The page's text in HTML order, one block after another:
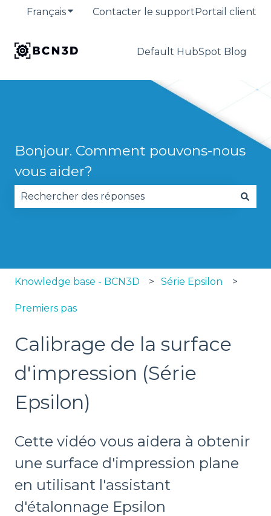
FrançaisAfficher le sous-menu pour les
Contacter le supportPortail client
Default HubSpot Blog
Bonjour. Comment pouvons-nous
vous aider?
Knowledge base - BCN3D Série Epsilon
Premiers pas
Calibrage de la surface
d'impression (Série
Epsilon)
Cette vidéo vous aidera à obtenir
une surface d'impression plane
en utilisant l'assistant
d'étalonnage Epsilon